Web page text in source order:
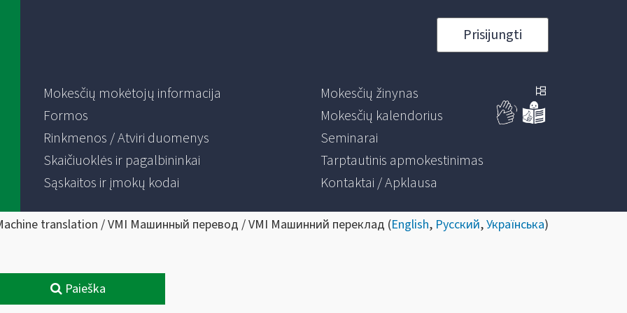
Prisijungti
Mokesčių mokėtojų informacija
Formos
Rinkmenos / Atviri duomenys
Skaičiuoklės ir pagalbininkai
Sąskaitos ir įmokų kodai
Mokesčių žinynas
Mokesčių kalendorius
Seminarai
Tarptautinis apmokestinimas
Kontaktai / Apklausa
translation / VMI Машинный перевод / VMI Машинний переклад (English, Русский,Українська)
Paieška